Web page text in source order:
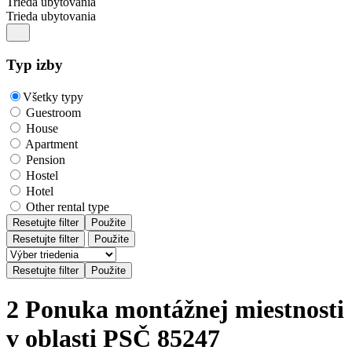
Trieda ubytovania
Typ izby
Všetky typy
Guestroom
House
Apartment
Pension
Hostel
Hotel
Other rental type
Resetujte filter
Použite
Resetujte filter
Použite
2 Ponuka montážnej miestnosti
v oblasti PSČ 85247